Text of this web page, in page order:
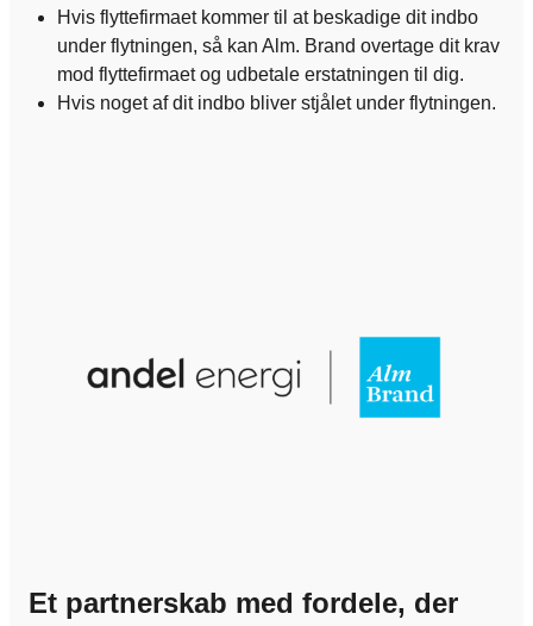
Hvis flyttefirmaet kommer til at beskadige dit indbo
under flytningen, så kan Alm. Brand overtage dit krav
mod flyttefirmaet og udbetale erstatningen til dig.
Hvis noget af dit indbo bliver stjålet under flytningen.
Et partnerskab med fordele, der